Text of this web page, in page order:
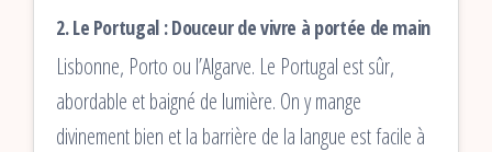
2. Le Portugal : Douceur de vivre à portée de main
Lisbonne, Porto ou l’Algarve. Le Portugal est sûr,
abordable et baigné de lumière. On y mange
divinement bien et la barrière de la langue est facile à